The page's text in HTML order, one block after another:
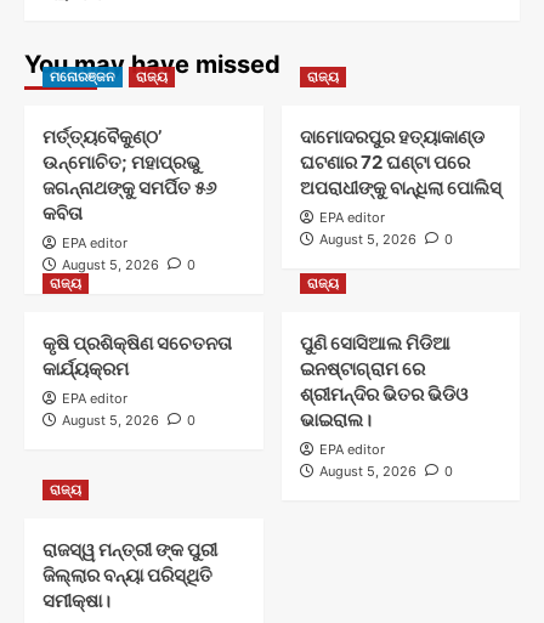
You may have missed
ମନୋରଞ୍ଜନ ରାଜ୍ୟ
ମର୍ତ୍ତ୍ୟବୈକୁଣ୍ଠ’
ଉନ୍ମୋଚିତ; ମହାପ୍ରଭୁ
ଜଗନ୍ନାଥଙ୍କୁ ସମର୍ପିତ ୫୬
କବିତା
EPA editor
August 5, 2026
0
ରାଜ୍ୟ
ଦାମୋଦରପୁର ହତ୍ୟାକାଣ୍ଡ
ଘଟଣାର 72 ଘଣ୍ଟା ପରେ
ଅପରାଧୀଙ୍କୁ ବାନ୍ଧିଲା ପୋଲିସ୍
EPA editor
August 5, 2026
0
ରାଜ୍ୟ
କୃଷି ପ୍ରଶିକ୍ଷିଣ ସଚେତନତା
କାର୍ଯ୍ୟକ୍ରମ
EPA editor
August 5, 2026
0
ରାଜ୍ୟ
ପୁଣି ସୋସିଆଲ ମିଡିଆ
ଇନଷ୍ଟାଗ୍ରାମ ରେ
ଶ୍ରୀମନ୍ଦିର ଭିତର ଭିଡିଓ
ଭାଇରାଲ।
EPA editor
August 5, 2026
0
ରାଜ୍ୟ
ରାଜସ୍ୱ ମନ୍ତ୍ରୀ ଙ୍କ ପୁରୀ
ଜିଲ୍ଲାର ବନ୍ୟା ପରିସ୍ଥିତି
ସମୀକ୍ଷା।